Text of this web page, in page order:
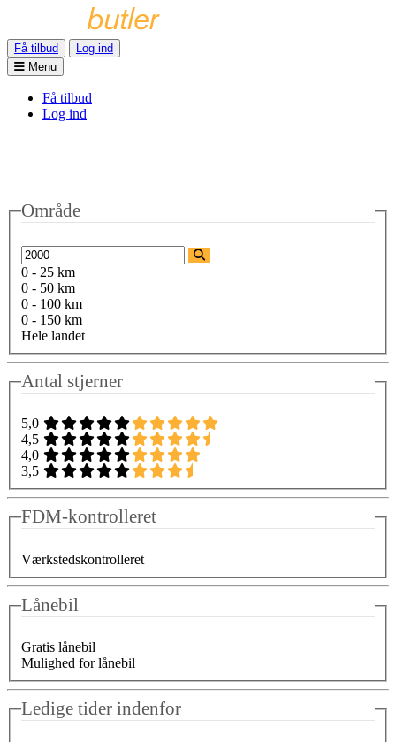
Få tilbud
Log ind
Menu
Få tilbud
Log ind
Område
0 - 25 km
0 - 50 km
0 - 100 km
0 - 150 km
Hele landet
Antal stjerner
5,0
4,5
4,0
3,5
FDM-kontrolleret
Værkstedskontrolleret
Lånebil
Gratis lånebil
Mulighed for lånebil
Ledige tider indenfor